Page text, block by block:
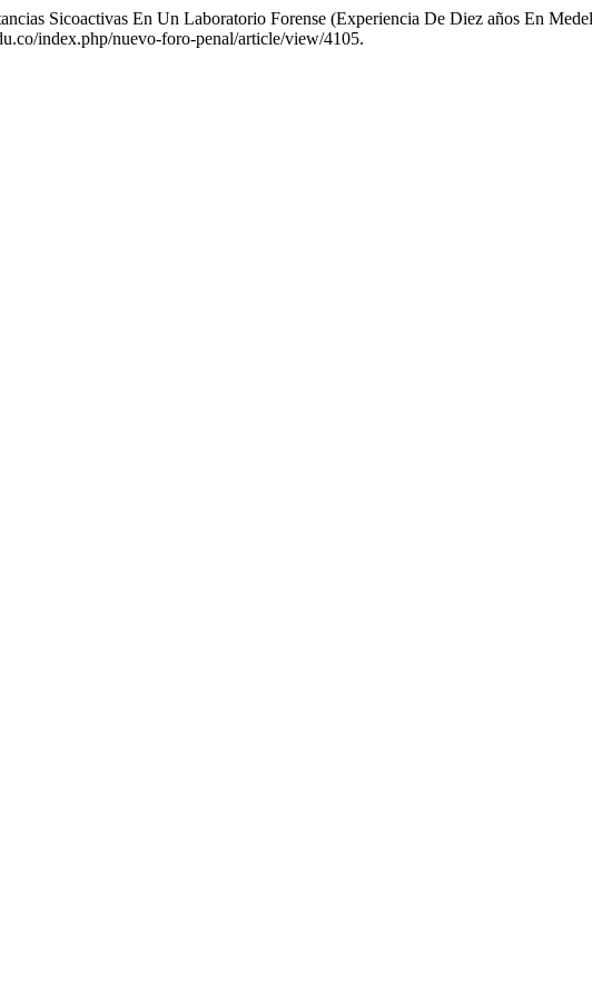
Sicoactivas En Un Laboratorio Forense (Experiencia De Diez años En
index.php/nuevo-foro-penal/article/view/4105.